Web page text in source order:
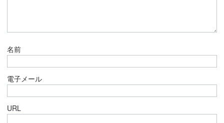
名前
電子メール
URL